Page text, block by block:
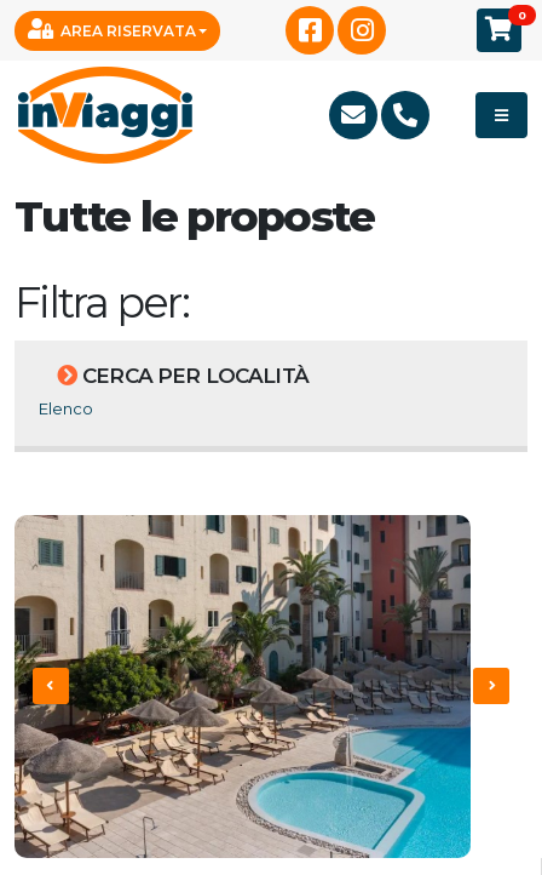
AREA RISERVATA
0
Tutte le proposte
Filtra per:
CERCA PER LOCALITÀ
Elenco